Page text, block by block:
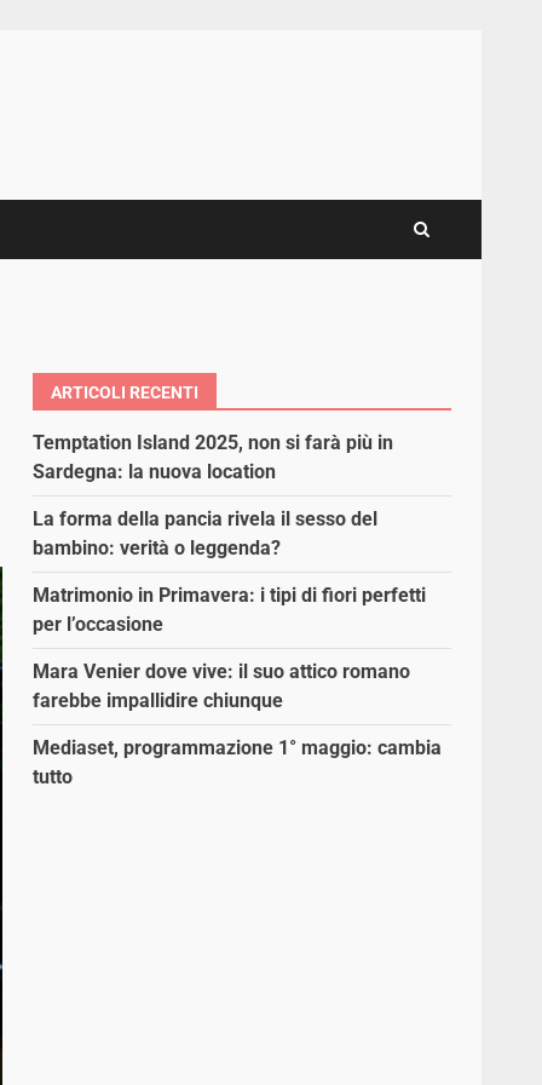
ARTICOLI RECENTI
Temptation Island 2025, non si farà più in
Sardegna: la nuova location
La forma della pancia rivela il sesso del
bambino: verità o leggenda?
Matrimonio in Primavera: i tipi di fiori perfetti
per l’occasione
Mara Venier dove vive: il suo attico romano
farebbe impallidire chiunque
Mediaset, programmazione 1° maggio: cambia
tutto